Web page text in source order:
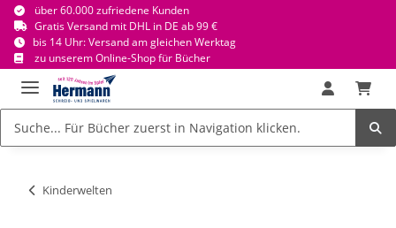
über 60.000 zufriedene Kunden
Gratis Versand mit DHL in DE ab 99 €
bis 14 Uhr: Versand am gleichen Werktag
zu unserem Online-Shop für Bücher
Kinderwelten